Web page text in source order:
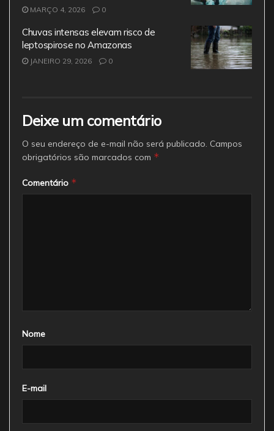
MARÇO 4, 2026 0
Chuvas intensas elevam risco de
leptospirose no Amazonas
JANEIRO 29, 2026 0
Deixe um comentário
O seu endereço de e-mail não será publicado. Campos
obrigatórios são marcados com *
Comentário *
Nome
E-mail